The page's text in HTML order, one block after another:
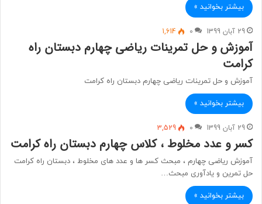
بیشتر بخوانید »
29 آبان 1399 0
1,614
آموزش و حل تمرینات ریاضی چهارم دبستان راه
کرامت
آموزش و حل تمرینات ریاضی چهارم دبستان راه کرامت
بیشتر بخوانید »
29 آبان 1399 0
3,529
کسر و عدد مخلوط ، کلاس چهارم دبستان راه کرامت
آموزش ریاضی چهارم ، مبحث کسر ها و عدد های مخلوط ، دبستان راه کرامت
حل تمرین و یادآوری مبحث…
بیشتر بخوانید »